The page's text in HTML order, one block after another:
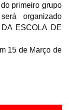
primeiro grupo
organizado
ESCOLA DE
de Março de